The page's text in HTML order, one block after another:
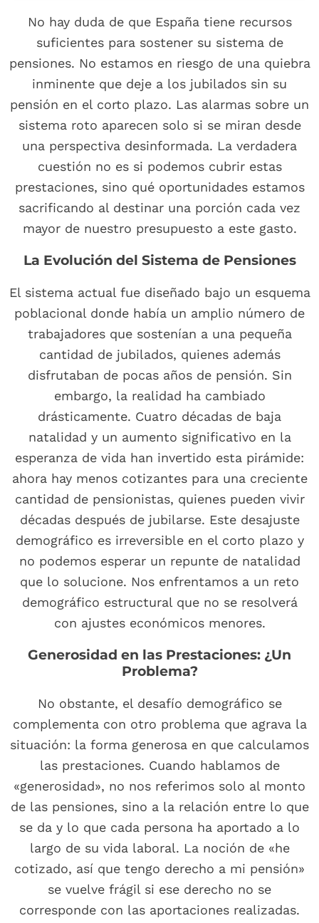
No hay duda de que España tiene recursos
suficientes para sostener su sistema de
pensiones. No estamos en riesgo de una quiebra
inminente que deje a los jubilados sin su
pensión en el corto plazo. Las alarmas sobre un
sistema roto aparecen solo si se miran desde
una perspectiva desinformada. La verdadera
cuestión no es si podemos cubrir estas
prestaciones, sino qué oportunidades estamos
sacrificando al destinar una porción cada vez
mayor de nuestro presupuesto a este gasto.
La Evolución del Sistema de Pensiones
El sistema actual fue diseñado bajo un esquema
poblacional donde había un amplio número de
trabajadores que sostenían a una pequeña
cantidad de jubilados, quienes además
disfrutaban de pocas años de pensión. Sin
embargo, la realidad ha cambiado
drásticamente. Cuatro décadas de baja
natalidad y un aumento significativo en la
esperanza de vida han invertido esta pirámide:
ahora hay menos cotizantes para una creciente
cantidad de pensionistas, quienes pueden vivir
décadas después de jubilarse. Este desajuste
demográfico es irreversible en el corto plazo y
no podemos esperar un repunte de natalidad
que lo solucione. Nos enfrentamos a un reto
demográfico estructural que no se resolverá
con ajustes económicos menores.
Generosidad en las Prestaciones: ¿Un
Problema?
No obstante, el desafío demográfico se
complementa con otro problema que agrava la
situación: la forma generosa en que calculamos
las prestaciones. Cuando hablamos de
«generosidad», no nos referimos solo al monto
de las pensiones, sino a la relación entre lo que
se da y lo que cada persona ha aportado a lo
largo de su vida laboral. La noción de «he
cotizado, así que tengo derecho a mi pensión»
se vuelve frágil si ese derecho no se
corresponde con las aportaciones realizadas.